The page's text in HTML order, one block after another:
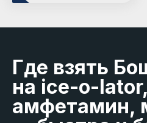
Где взять
на ice-o-lator,
амфетамин,